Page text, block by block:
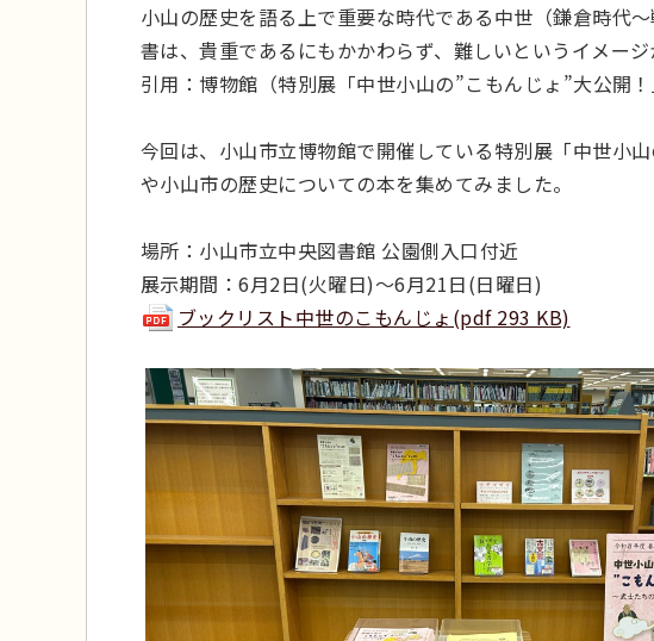
小山の歴史を語る上で重要な時代である中世（鎌倉時代
書は、貴重であるにもかかわらず、難しいというイメー
引用：博物館（特別展「中世小山の”こもんじょ”大公開
今回は、小山市立博物館で開催している特別展「中世小
や小山市の歴史についての本を集めてみました。
場所：小山市立中央図書館 公園側入口付近
展示期間：6月2日(火曜日)～6月21日(日曜日)
ブックリスト中世のこもんじょ(pdf 293 KB)